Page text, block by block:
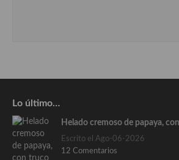
Lo último…
Helado cremoso de papaya,
Escrito el Ago-06-2026
12 Comentarios